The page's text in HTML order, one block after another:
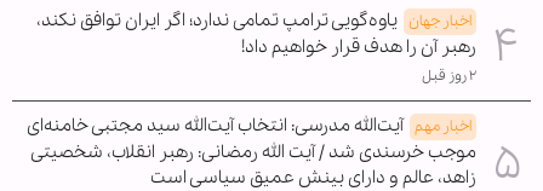
اخبار جهان یاوه‌گویی ترامپ تمامی ندارد؛ اگر ایران توافق نکند،
رهبر آن را هدف قرار خواهیم داد!
۲ روز قبل
اخبار مهم آیت‌الله مدرسی: انتخاب آیت‌الله سید مجتبی خامنه‌ای
موجب خرسندی شد / آیت الله رمضانی: رهبر انقلاب، شخصیتی
زاهد، عالم و دارای بینش عمیق سیاسی است